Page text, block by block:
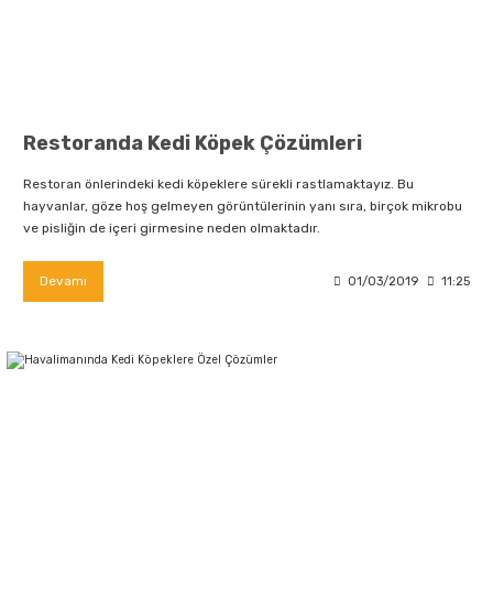
Restoranda Kedi Köpek Çözümleri
Restoran önlerindeki kedi köpeklere sürekli rastlamaktayız. Bu
hayvanlar, göze hoş gelmeyen görüntülerinin yanı sıra, birçok mikrobu
ve pisliğin de içeri girmesine neden olmaktadır.
Devamı 01/03/2019 11:25